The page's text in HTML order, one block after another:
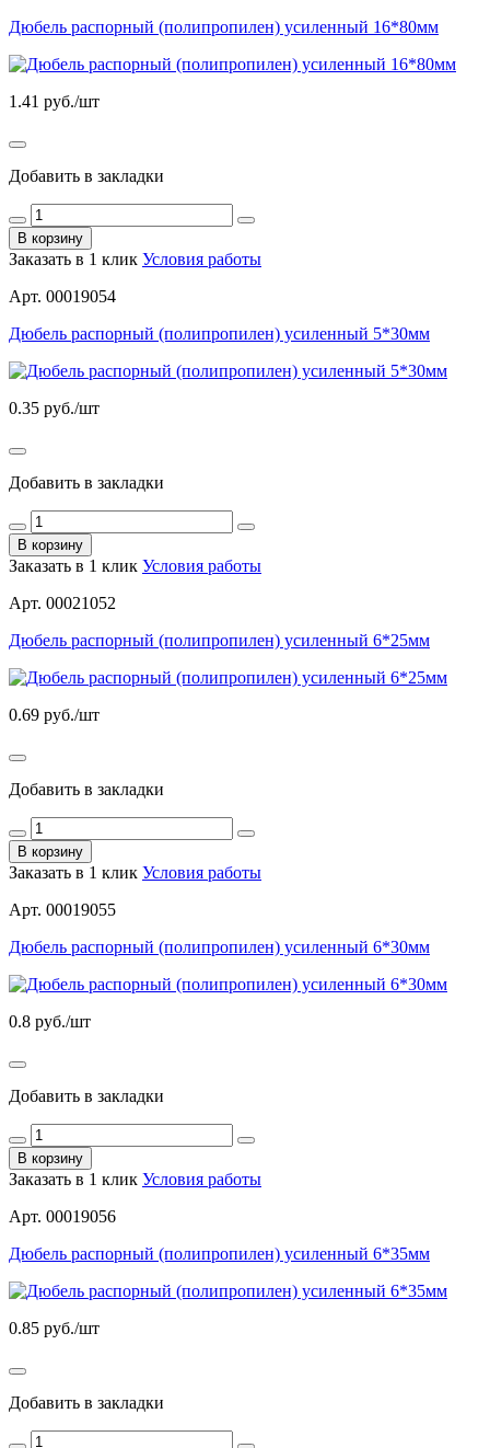
Дюбель распорный (полипропилен) усиленный 16*80мм
1.41 руб./шт
Добавить в закладки
В корзину
Заказать в 1 клик Условия работы
Арт. 00019054
Дюбель распорный (полипропилен) усиленный 5*30мм
0.35 руб./шт
Добавить в закладки
В корзину
Заказать в 1 клик Условия работы
Арт. 00021052
Дюбель распорный (полипропилен) усиленный 6*25мм
0.69 руб./шт
Добавить в закладки
В корзину
Заказать в 1 клик Условия работы
Арт. 00019055
Дюбель распорный (полипропилен) усиленный 6*30мм
0.8 руб./шт
Добавить в закладки
В корзину
Заказать в 1 клик Условия работы
Арт. 00019056
Дюбель распорный (полипропилен) усиленный 6*35мм
0.85 руб./шт
Добавить в закладки